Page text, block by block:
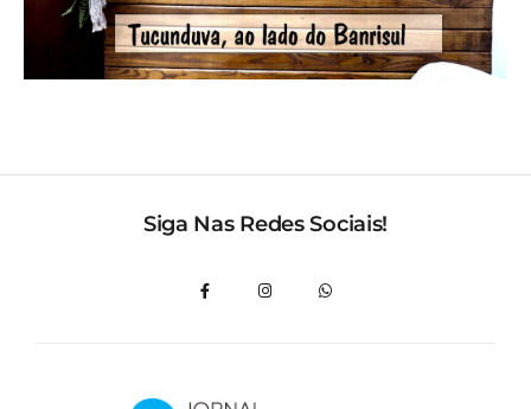
Siga Nas Redes Sociais!